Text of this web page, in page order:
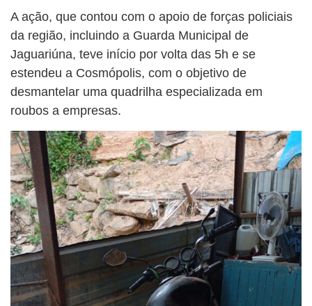
A ação, que contou com o apoio de forças policiais
da região, incluindo a Guarda Municipal de
Jaguariúna, teve início por volta das 5h e se
estendeu a Cosmópolis, com o objetivo de
desmantelar uma quadrilha especializada em
roubos a empresas.